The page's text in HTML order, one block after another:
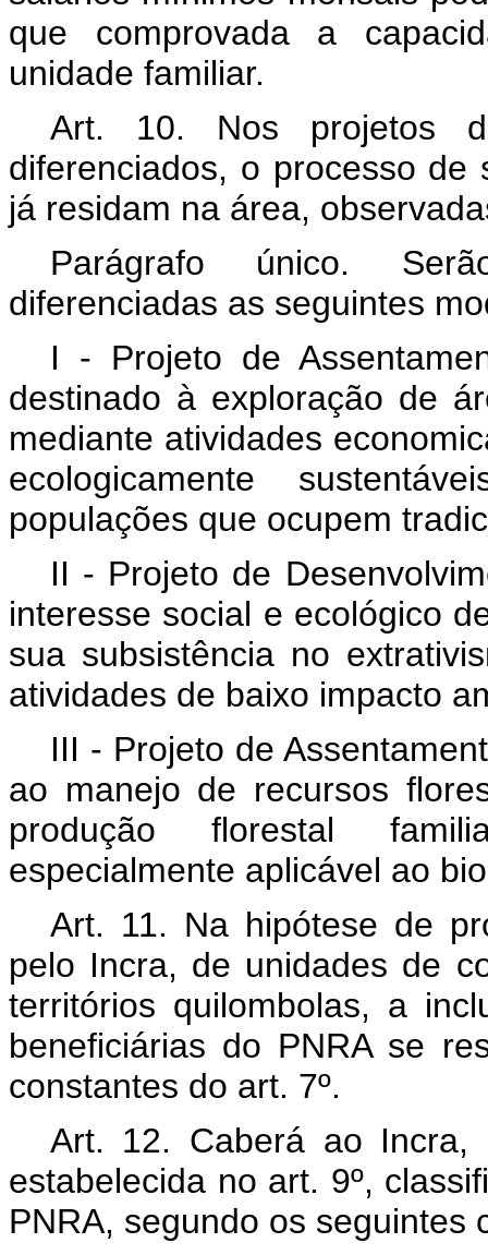
que comprovada a
unidade familiar.
Art. 10. Nos projetos
diferenciados, o processo
já residam na área,
Parágrafo único.
diferenciadas as seguintes
I - Projeto de
destinado à exploração de
mediante atividades
ecologicamente
populações que ocupem
II - Projeto de
interesse social e ecológico
sua subsistência no
atividades de baixo impacto
III - Projeto de
ao manejo de recursos
produção florestal
especialmente aplicável ao
Art. 11. Na hipótese de
pelo Incra, de unidades de
territórios quilombolas, a
beneficiárias do PNRA se
constantes do art. 7º.
Art. 12. Caberá ao Incra,
estabelecida no art. 9º,
PNRA, segundo os seguintes